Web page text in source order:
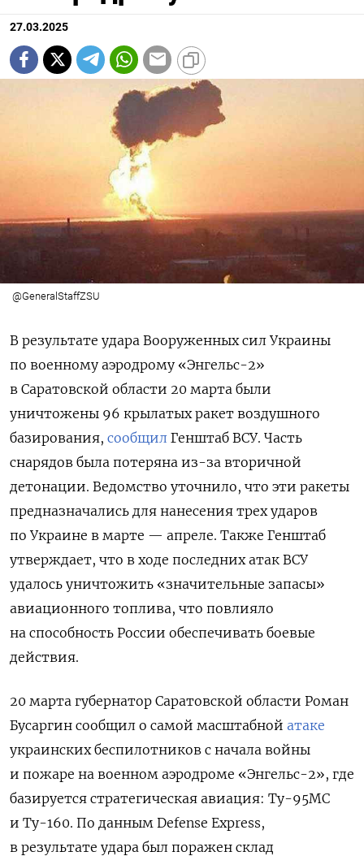
27.03.2025
@GeneralStaffZSU
В результате удара Вооруженных сил Украины
по военному аэродрому «Энгельс-2»
в Саратовской области 20 марта были
уничтожены 96 крылатых ракет воздушного
базирования, сообщил Генштаб ВСУ. Часть
снарядов была потеряна из-за вторичной
детонации. Ведомство уточнило, что эти ракеты
предназначались для нанесения трех ударов
по Украине в марте — апреле. Также Генштаб
утверждает, что в ходе последних атак ВСУ
удалось уничтожить «значительные запасы»
авиационного топлива, что повлияло
на способность России обеспечивать боевые
действия.
20 марта губернатор Саратовской области Роман
Бусаргин сообщил о самой масштабной атаке
украинских беспилотников с начала войны
и пожаре на военном аэродроме «Энгельс-2», где
базируется стратегическая авиация: Ту-95МС
и Ту-160. По данным Defense Express,
в результате удара был поражен склад